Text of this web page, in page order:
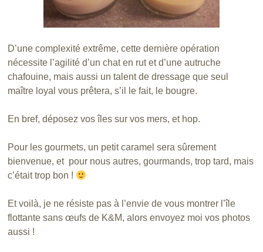
D’une complexité extrême, cette dernière opération
nécessite l’agilité d’un chat en rut et d’une autruche
chafouine, mais aussi un talent de dressage que seul
maître loyal vous prêtera, s’il le fait, le bougre.
En bref, déposez vos îles sur vos mers, et hop.
Pour les gourmets, un petit caramel sera sûrement
bienvenue, et pour nous autres, gourmands, trop tard, mais
c’était trop bon !
Et voilà, je ne résiste pas à l’envie de vous montrer l’île
flottante sans œufs de K&M, alors envoyez moi vos photos
aussi !